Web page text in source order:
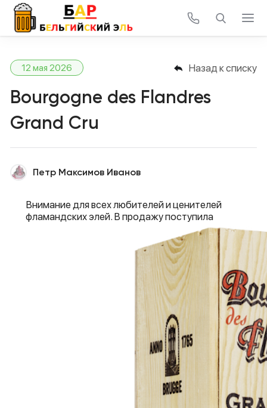
12 мая 2026 Назад к списку
Bourgogne des Flandres
Grand Cru
Петр Максимов Иванов
Внимание для всех любителей и ценителей
фламандских элей. В продажу поступила